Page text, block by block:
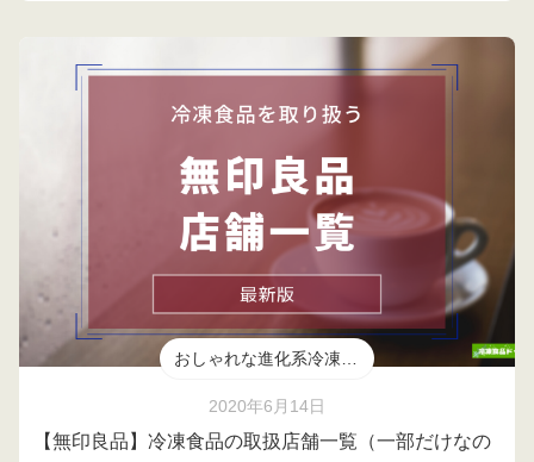
おしゃれな進化系冷凍食品
2020年6月14日
【無印良品】冷凍食品の取扱店舗一覧（一部だけなの